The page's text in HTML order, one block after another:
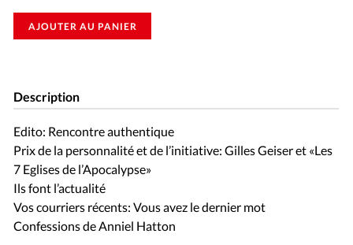
AJOUTER AU PANIER
Description
Edito: Rencontre authentique
Prix de la personnalité et de l’initiative: Gilles Geiser et «Les
7 Eglises de l’Apocalypse»
Ils font l’actualité
Vos courriers récents: Vous avez le dernier mot
Confessions de Anniel Hatton